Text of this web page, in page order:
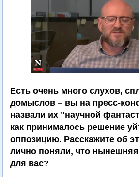
Есть очень много слухов,
домыслов – вы на пресс-
назвали их "научной
как принималось решение
оппозицию. Расскажите об
лично поняли, что
для вас?